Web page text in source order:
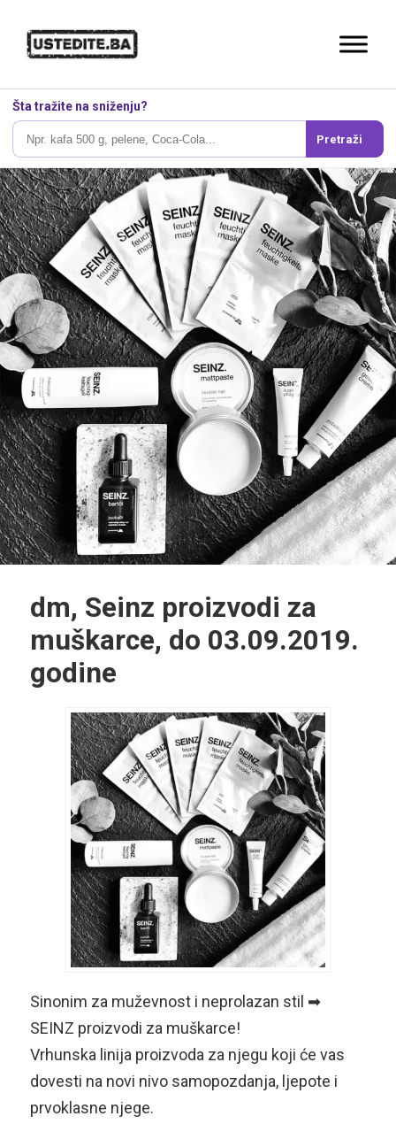
Šta tražite na sniženju?
Pretraži
dm, Seinz proizvodi za
muškarce, do 03.09.2019.
godine
Sinonim za muževnost i neprolazan stil ➡
SEINZ proizvodi za muškarce!
Vrhunska linija proizvoda za njegu koji će vas
dovesti na novi nivo samopozdanja, ljepote i
prvoklasne njege.